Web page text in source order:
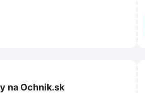
na Ochnik.sk